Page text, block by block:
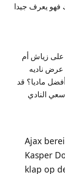
فهو يعرف جيدا
على زياش أم
ناديه
ماديا؟ قد
النادي
Ajax
Kasper
klap op